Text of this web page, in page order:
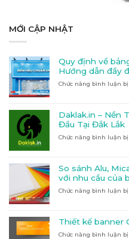
MỚI CẬP NHẬT
Quy định về
Hướng dẫn đầy
Chức năng bình luận
Daklak.in – Nền
Đầu Tại Đắk Lắk
Chức năng bình luận
So sánh Alu,
với nhu cầu của
Chức năng bình luận
Thiết kế banner
Chức năng bình luận